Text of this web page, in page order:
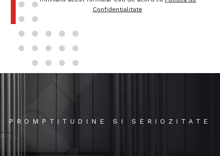
Confidentialitate
PROMPTITUDINE SI SERIOZITATE